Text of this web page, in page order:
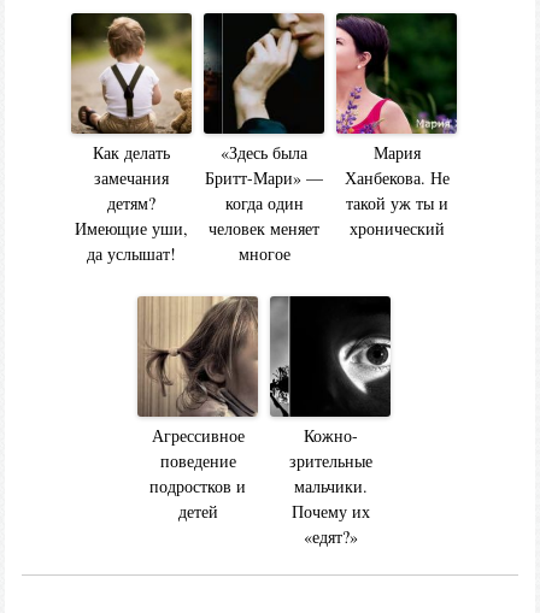
Как делать
замечания
детям?
Имеющие уши,
да услышат!
«Здесь была
Бритт-Мари» —
когда один
человек меняет
многое
Мария
Ханбекова. Не
такой уж ты и
хронический
Агрессивное
поведение
подростков и
детей
Кожно-
зрительные
мальчики.
Почему их
«едят?»